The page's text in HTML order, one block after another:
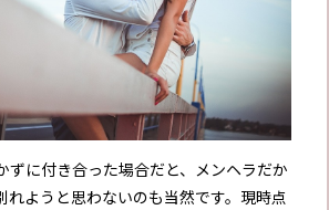
ずに付き合った場合だと、メンヘラだか
れようと思わないのも当然です。現時点